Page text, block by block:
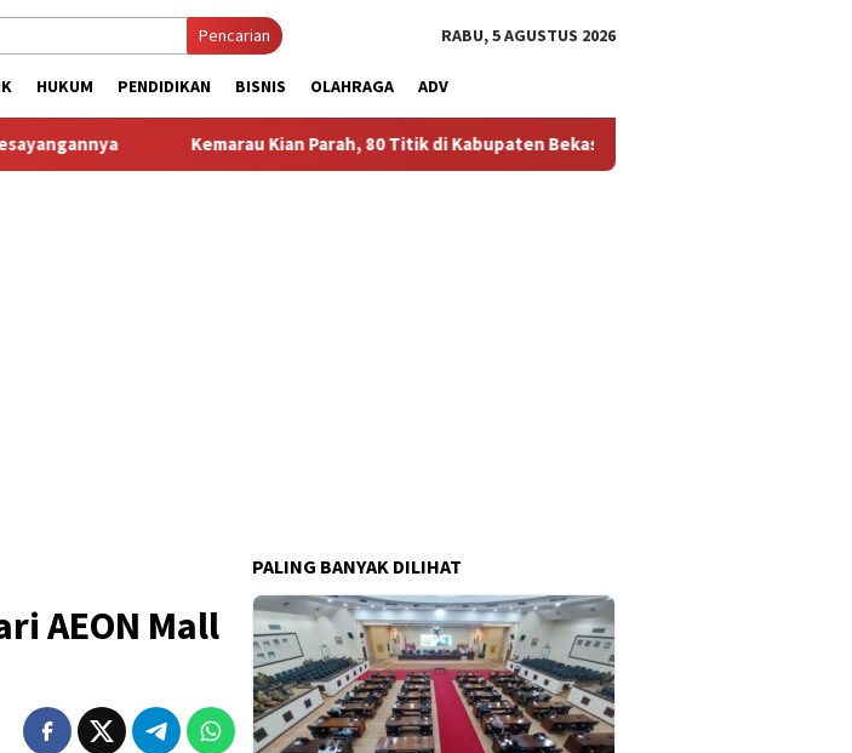
Pencarian RABU, 5 AGUSTUS 2026
HUKUM PENDIDIKAN BISNIS OLAHRAGA ADV
Kemarau Kian Parah, 80 Titik di Kabupaten Bekasi Alami Krisis Air Bersih
AEON Mall
PALING BANYAK DILIHAT